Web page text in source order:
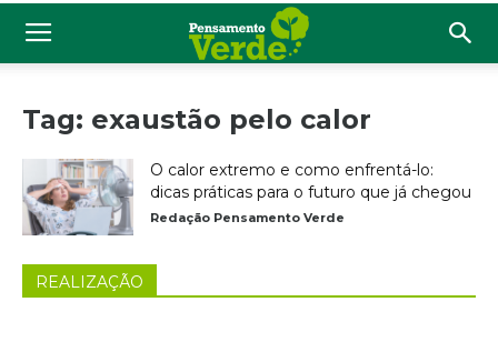
Tag: exaustão pelo calor
O calor extremo e como enfrentá-lo:
dicas práticas para o futuro que já chegou
Redação Pensamento Verde
REALIZAÇÃO